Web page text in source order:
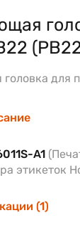
для
A1
этикеток
(1)